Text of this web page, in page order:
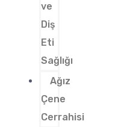
ve
Diş
Eti
Sağlığı
Ağız
Çene
Cerrahisi